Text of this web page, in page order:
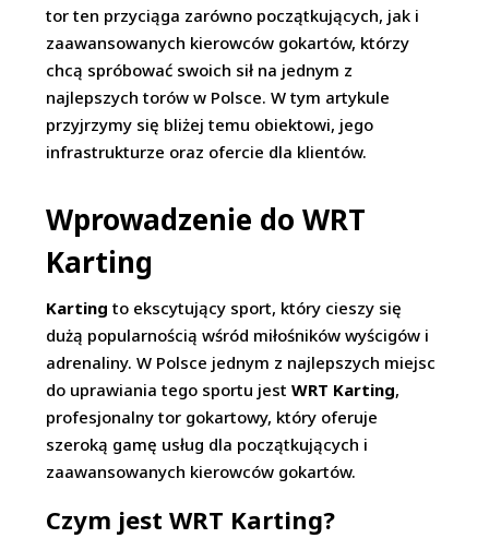
tor ten przyciąga zarówno początkujących, jak i
zaawansowanych kierowców gokartów, którzy
chcą spróbować swoich sił na jednym z
najlepszych torów w Polsce. W tym artykule
przyjrzymy się bliżej temu obiektowi, jego
infrastrukturze oraz ofercie dla klientów.
Wprowadzenie do WRT
Karting
Karting to ekscytujący sport, który cieszy się
dużą popularnością wśród miłośników wyścigów i
adrenaliny. W Polsce jednym z najlepszych miejsc
do uprawiania tego sportu jestWRT Karting,
profesjonalny tor gokartowy, który oferuje
szeroką gamę usług dla początkujących i
zaawansowanych kierowców gokartów.
Czym jest WRT Karting?